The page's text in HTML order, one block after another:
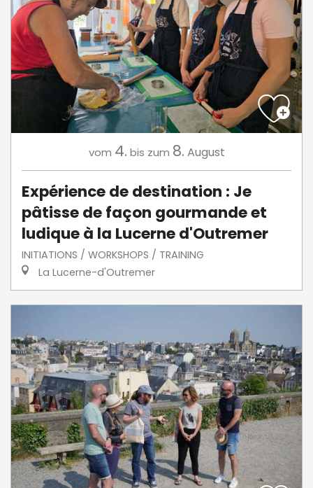
vom 4. bis zum 8. August
Expérience de destination : Je
pâtisse de façon gourmande et
ludique à la Lucerne d'Outremer
INITIATIONS / WORKSHOPS / TRAINING
La Lucerne-d'Outremer